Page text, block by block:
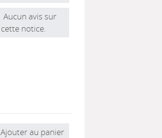
Aucun avis sur
cette notice.
Ajouter au panier